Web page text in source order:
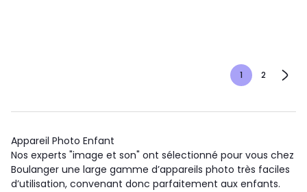
1 2
Appareil Photo Enfant
Nos experts "image et son" ont sélectionné pour vous chez
Boulanger une large gamme d’appareils photo très faciles
d’utilisation, convenant donc parfaitement aux enfants.